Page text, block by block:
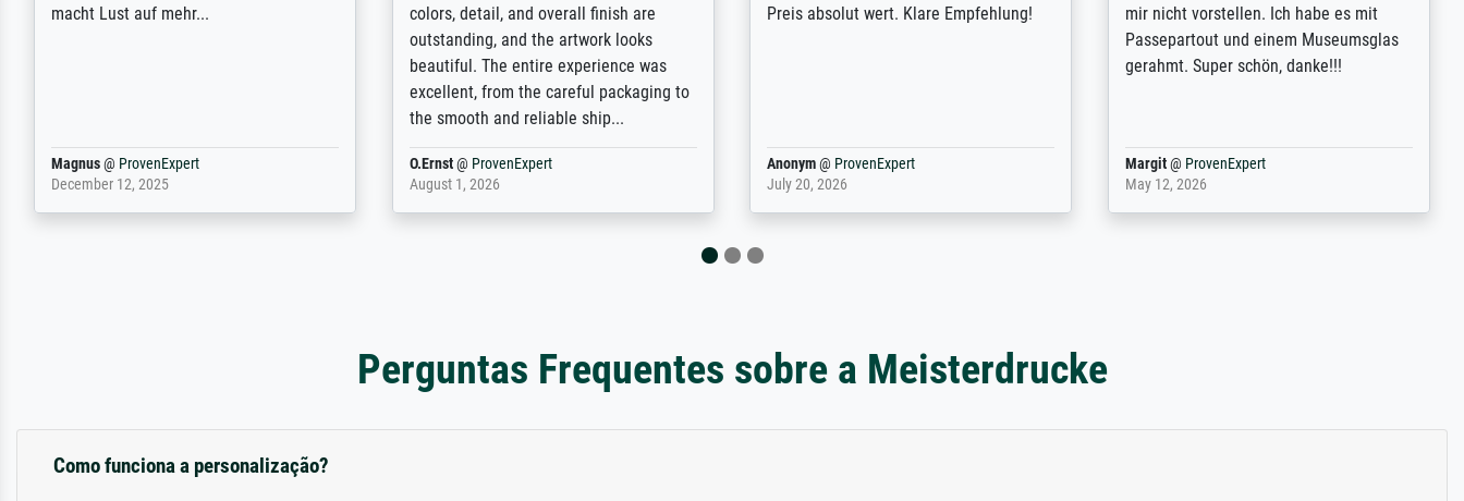
unterschritten. Die Qualität des Papiers
Dr.@ProvenExpert
February 3, 2026
client. The company has a vast
repertoire of prints to choose from, and
will provide excellent service also with
regards to prints which are not in that
repertoire. Highly recommended!
Anonym@ProvenExpert
April 22, 2026
for high-quality art prints from now on -
Anonym@ ProvenExpert
January 12, 2026
couleurs). Relation clientèle parfaite.
Transport, réception sans aucun
problème. Merci à toute l'équipe ! Hervé
Anonym@ProvenExpert
March 31, 2025
Perguntas Frequentes sobre a Meisterdrucke
Como funciona a personalização?